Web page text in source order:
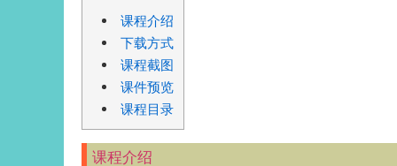
课程介绍
下载方式
课程截图
课件预览
课程目录
课程介绍